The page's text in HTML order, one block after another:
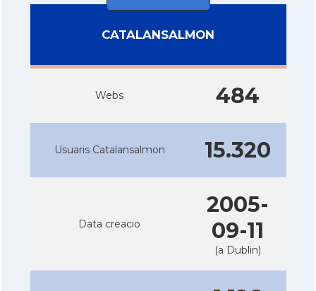
CATALANSALMON
Webs 484
Usuaris Catalansalmon 15.320
Data creacio
2005-
09-11
(a Dublin)